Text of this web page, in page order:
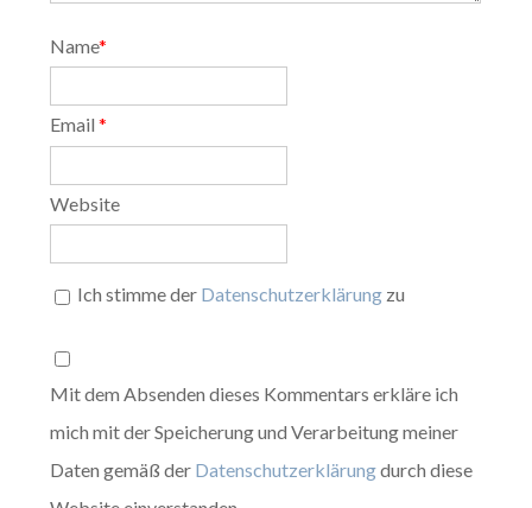
Name*
Email*
Website
Ich stimme der Datenschutzerklärung zu
Mit dem Absenden dieses Kommentars erkläre ich
mich mit der Speicherung und Verarbeitung meiner
Daten gemäß der Datenschutzerklärungdurch diese